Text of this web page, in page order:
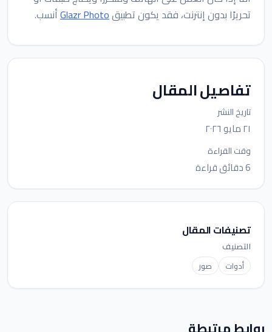
تحريرًا بدون إنترنت، فقد يكون تطبيقGlazr Photoأنسب.
تفاصيل المقال
تاريخ النشر
٢١ مايو ٢٠٢٦
وقت القراءة
6 دقائق قراءة
تصنيفات المقال
التصنيف
أدوات
صور